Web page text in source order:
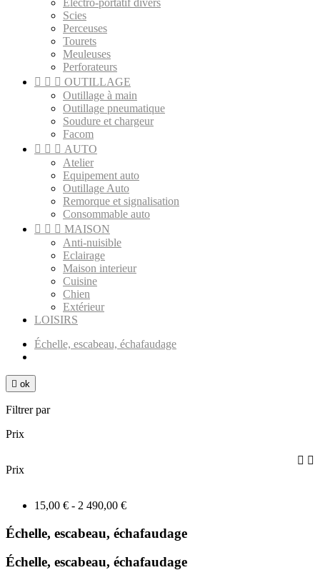
Scies
Perceuses
Tourets
Meuleuses
Perforateurs
   OUTILLAGE
Outillage à main
Outillage pneumatique
Soudure et chargeur
Facom
   AUTO
Atelier
Equipement auto
Outillage Auto
Remorque et signalisation
Consommable auto
   MAISON
Anti-nuisible
Eclairage
Maison interieur
Cuisine
Chien
Extérieur
LOISIRS
Échelle, escabeau, échafaudage
 ok
Filtrer par
Prix
Prix
 
15,00 € - 2 490,00 €
Échelle, escabeau, échafaudage
Échelle, escabeau, échafaudage